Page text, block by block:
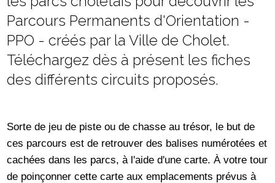
Parcours Permanents d'Orientation -
PPO - créés par la Ville de Cholet.
Téléchargez dès à présent les fiches
des différents circuits proposés.
Sorte de jeu de piste ou de chasse au trésor, le but de
ces parcours est de retrouver des balises numérotées et
cachées dans les parcs, à l'aide d'une carte. À votre tour
de poinçonner cette carte aux emplacements prévus à